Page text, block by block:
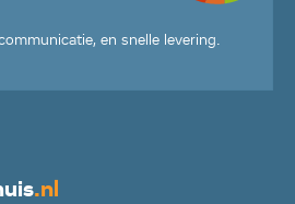
en snelle levering.
.nl